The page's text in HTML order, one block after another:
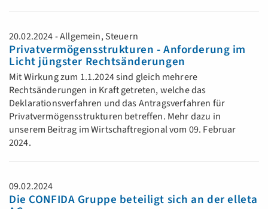
20.02.2024 - Allgemein, Steuern
Privatvermögensstrukturen - Anforderung im
Licht jüngster Rechtsänderungen
Mit Wirkung zum 1.1.2024 sind gleich mehrere
Rechtsänderungen in Kraft getreten, welche das
Deklarationsverfahren und das Antragsverfahren für
Privatvermögensstrukturen betreffen. Mehr dazu in
unserem Beitrag im Wirtschaftregional vom 09. Februar
2024.
09.02.2024
Die CONFIDA Gruppe beteiligt sich an der elleta